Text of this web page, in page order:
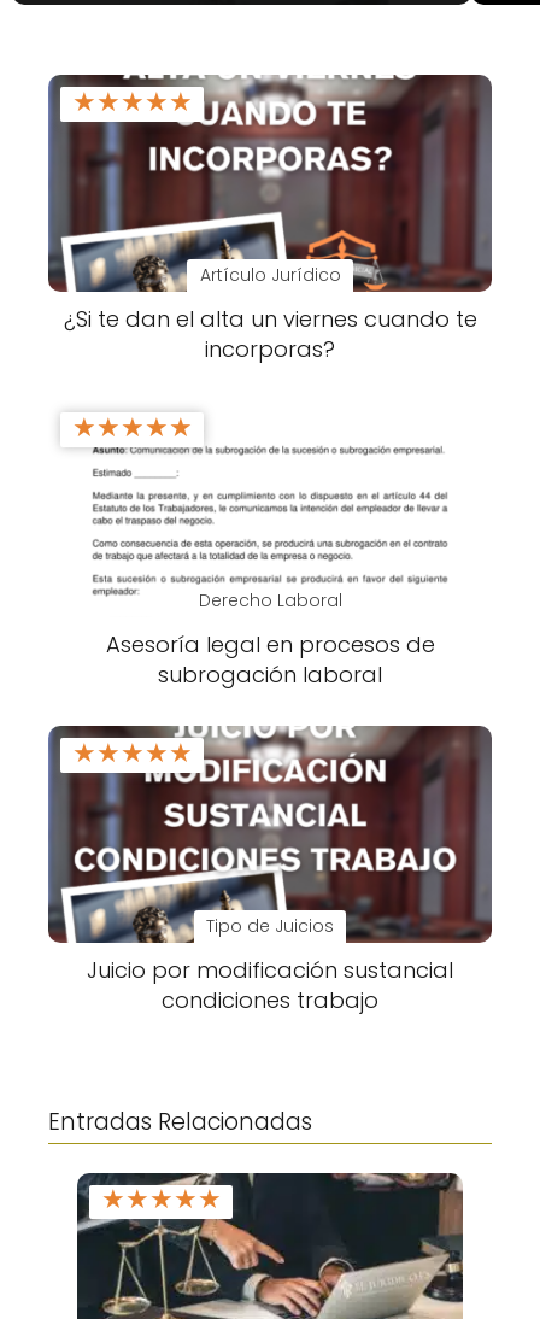
★★★★★
Artículo Jurídico
¿Si te dan el alta un viernes cuando te
incorporas?
★★★★★
Derecho Laboral
Asesoría legal en procesos de
subrogación laboral
★★★★★
Tipo de Juicios
Juicio por modificación sustancial
condiciones trabajo
Entradas Relacionadas
★★★★★